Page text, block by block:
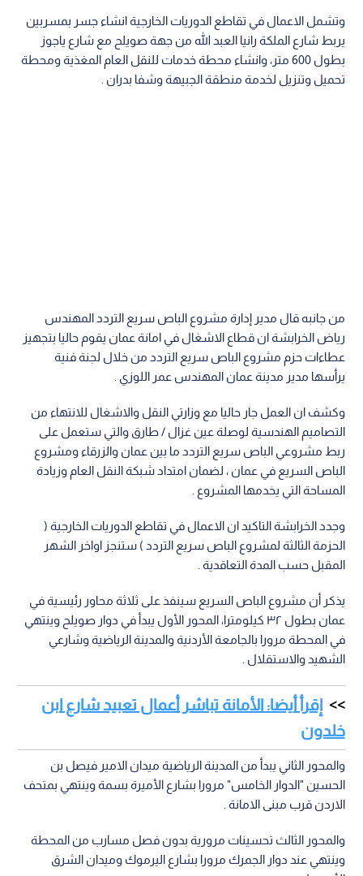
وتشمل الاعمال في تقاطع الدوريات الخارجية انشاء جسر بمسربين
يربط شارع الملكة رانيا العبد الله من جهة صويلح مع شارع ياجوز
بطول 600 متر، وانشاء محطة خدمات للنقل العام المغذية ومحطة
تحميل وتنزيل لخدمة منطقة الجبيهة وشفا بدران .
من جانبه قال مدير إدارة مشروع الباص سريع التردد المهندس
رياض الخرابشة ان قطاع الاشغال في امانة عمان يقوم حاليا بتجهيز
عطاءات حزم مشروع الباص سريع التردد من خلال لجنة فنية
يرأسها مدير مدينة عمان المهندس عمر اللوزي .
وكشف ان العمل جار حاليا مع وزارتي النقل والاشغال للانتهاء من
التصاميم الهندسية لوصلة عين غزال / طارق والتي ستعمل على
ربط مشروعي الباص سريع التردد ما بين عمان والزرقاء ومشروع
الباص السريع في عمان ، لضمان امتداد شبكة النقل العام وزيادة
المساحة التي يخدمها المشروع .
وجدد الخرابشة التاكيد ان الاعمال في تقاطع الدوريات الخارجية (
الحزمة الثالثة لمشروع الباص سريع التردد ) ستنجز اواخر الشهر
المقبل حسب المدة التعاقدية .
يذكر أن مشروع الباص السريع سينفذ على ثلاثة محاور رئيسية في
عمان بطول ٣٢ كيلومترا، المحور الأول يبدأ في دوار صويلح وينتهي
في المحطة مرورا بالجامعة الأردنية والمدينة الرياضية وشارعي
الشهيد والاستقلال .
إقرأ أيضا: الأمانة تباشر أعمال تعبيد شارع ابن
خلدون
والمحور الثاني يبدأ من المدينة الرياضية ميدان الامير فيصل بن
الحسين "الدوار الخامس" مرورا بشارع الأميرة بسمة وينتهي بمتحف
الاردن قرب مبنى الامانة .
والمحور الثالث تحسينات مرورية بدون فصل مسارب من المحطة
وينتهي عند دوار الجمرك مرورا بشارع اليرموك وميدان الشرق